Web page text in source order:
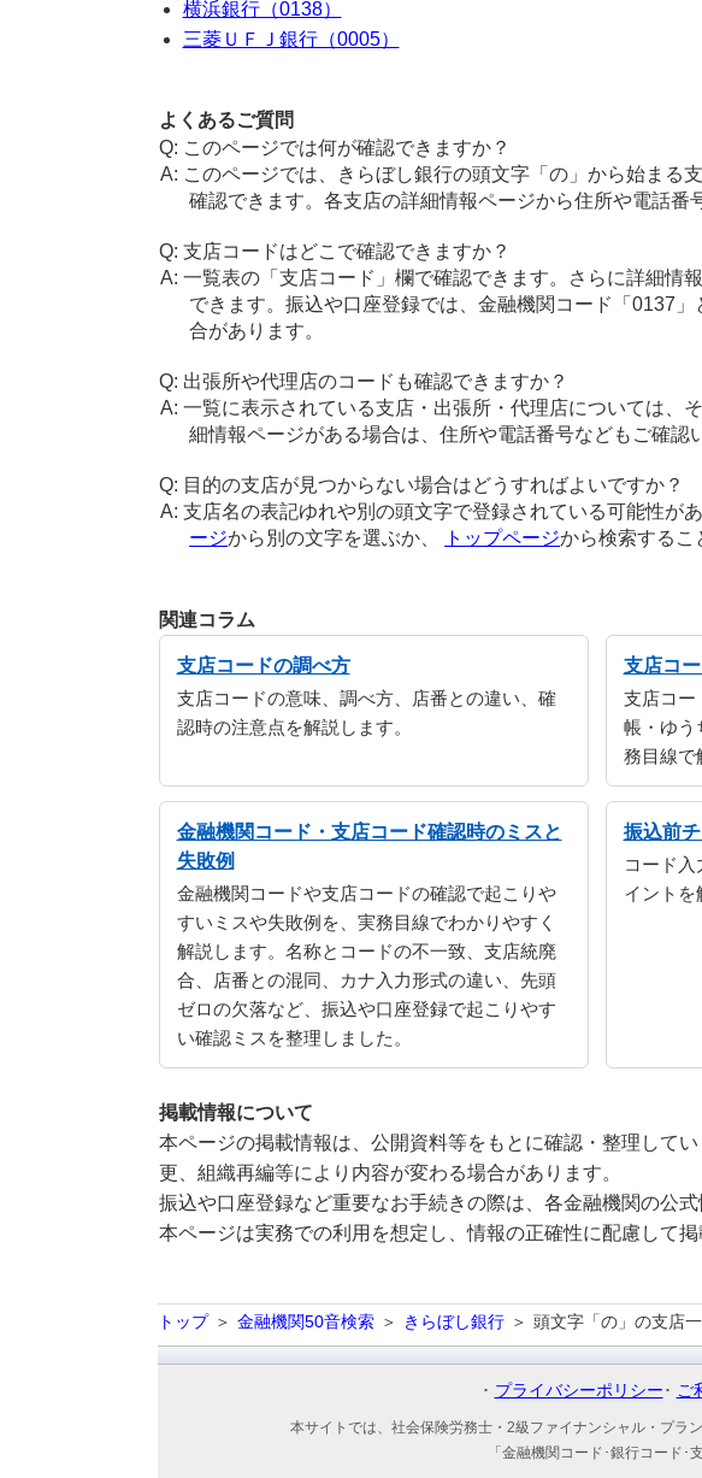
横浜銀行（0138）
三菱ＵＦＪ銀行（0005）
よくあるご質問
このページでは何が確認できますか？
このページでは、きらぼし銀行の頭文字「の」から始まる
確認できます。各支店の詳細情報ページから住所や電話番
支店コードはどこで確認できますか？
一覧表の「支店コード」欄で確認できます。さらに詳細情
できます。振込や口座登録では、金融機関コード「0137
合があります。
出張所や代理店のコードも確認できますか？
一覧に表示されている支店・出張所・代理店については、
細情報ページがある場合は、住所や電話番号などもご確認
目的の支店が見つからない場合はどうすればよいですか？
支店名の表記ゆれや別の頭文字で登録されている可能性が
ージから別の文字を選ぶか、 トップページから検索するこ
関連コラム
支店コードの調べ方
支店コードの意味、調べ方、店番との違い、確
認時の注意点を解説します。
支店コ
支店コー
帳・ゆう
務目線で
金融機関コード・支店コード確認時のミスと
失敗例
金融機関コードや支店コードの確認で起こりや
すいミスや失敗例を、実務目線でわかりやすく
解説します。名称とコードの不一致、支店統廃
合、店番との混同、カナ入力形式の違い、先頭
ゼロの欠落など、振込や口座登録で起こりやす
い確認ミスを整理しました。
振込前
コード
イントを
掲載情報について
本ページの掲載情報は、公開資料等をもとに確認・整理して
更、組織再編等により内容が変わる場合があります。
振込や口座登録など重要なお手続きの際は、各金融機関の公式
本ページは実務での利用を想定し、情報の正確性に配慮して掲
トップ 金融機関50音検索 きらぼし銀行 頭文字「の」の支店
プライバシーポリシー ご
本サイトでは、社会保険労務士・2級ファイナンシャル・プラ
「金融機関コード･銀行コード･